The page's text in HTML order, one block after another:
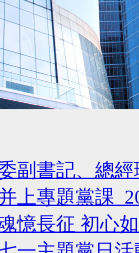
副書記、總
上專題黨課
憶長征 初心